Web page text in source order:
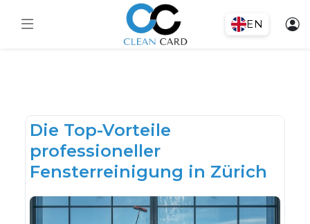
EN
Die Top-Vorteile
professioneller
Fensterreinigung in Zürich